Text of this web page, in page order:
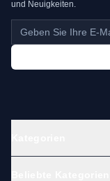
und Neuigkeiten.